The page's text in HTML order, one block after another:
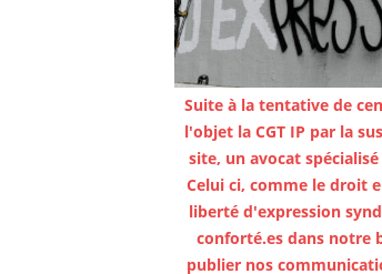
Suite à la tentative de
l'objet la CGT IP par la
site, un avocat
Celui ci, comme le droit
liberté d'expression
conforté.es dans notre
publier nos